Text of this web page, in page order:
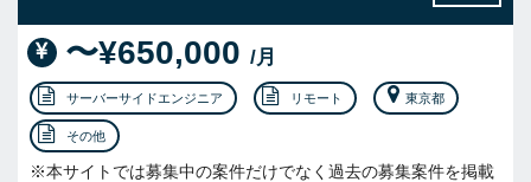
〜¥650,000 /月
サーバーサイドエンジニア リモート 東京都
その他
※本サイトでは募集中の案件だけでなく過去の募集案件を掲載